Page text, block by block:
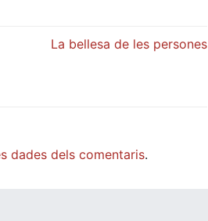
La bellesa de les persones
dades dels comentaris.